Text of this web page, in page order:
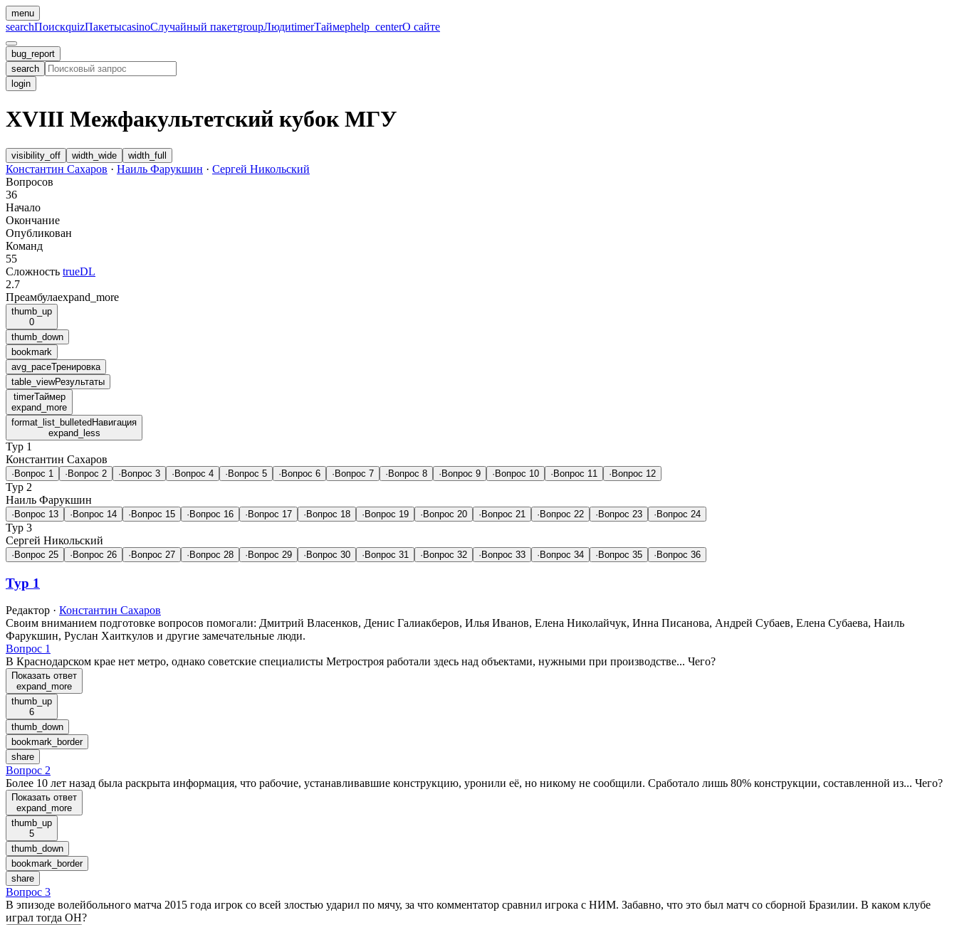
menu
searchПоискquizПакетыcasinoСлучайный пакетgroupЛюдиtimerТаймерhelp_centerО сайте
bug_report
search
login
XVIII Межфакультетский кубок МГУ
visibility_off width_wide width_full
Константин Сахаров · Наиль Фарукшин · Сергей Никольский
Вопросов
36
Начало
Окончание
Опубликован
Команд
55
Сложность trueDL
2.7
Преамбулаexpand_more
thumb_up
0
thumb_down
bookmark
avg_paceТренировка
table_viewРезультаты
timerТаймер
expand_more
format_list_bulleted Навигация
expand_less
Тур 1
Константин Сахаров
· Вопрос 1 · Вопрос 2 · Вопрос 3 · Вопрос 4 · Вопрос 5 · Вопрос 6 · Вопрос 7 · Вопрос 8 · Вопрос 9 · Вопрос 10 · Вопрос 11 · Вопрос 12
Тур 2
Наиль Фарукшин
· Вопрос 13 · Вопрос 14 · Вопрос 15 · Вопрос 16 · Вопрос 17 · Вопрос 18 · Вопрос 19 · Вопрос 20 · Вопрос 21 · Вопрос 22 · Вопрос 23 · Вопрос 24
Тур 3
Сергей Никольский
· Вопрос 25 · Вопрос 26 · Вопрос 27 · Вопрос 28 · Вопрос 29 · Вопрос 30 · Вопрос 31 · Вопрос 32 · Вопрос 33 · Вопрос 34 · Вопрос 35 · Вопрос 36
Тур 1
Редактор · Константин Сахаров
Своим вниманием подготовке вопросов помогали: Дмитрий Власенков, Денис Галиакберов, Илья Иванов, Елена Николайчук, Инна Писанова, Андрей Субаев, Елена Субаева, Наиль
Фарукшин, Руслан Хаиткулов и другие замечательные люди.
Вопрос 1
В Краснодарском крае нет метро, однако советские специалисты Метростроя работали здесь над объектами, нужными при производстве... Чего?
Показать ответ
expand_more
thumb_up
6
thumb_down
bookmark_border
share
Вопрос 2
Более 10 лет назад была раскрыта информация, что рабочие, устанавливавшие конструкцию, уронили её, но никому не сообщили. Сработало лишь 80% конструкции, составленной из... Чего?
Показать ответ
expand_more
thumb_up
5
thumb_down
bookmark_border
share
Вопрос 3
В эпизоде волейбольного матча 2015 года игрок со всей злостью ударил по мячу, за что комментатор сравнил игрока с НИМ. Забавно, что это был матч со сборной Бразилии. В каком клубе
играл тогда ОН?